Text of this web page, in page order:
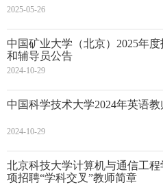
2025-05-26
中国矿业大学（北京）2025年
和辅导员公告
2024-10-29
中国科学技术大学2024年英语
2024-10-29
北京科技大学计算机与通信工程
项招聘“学科交叉”教师简章